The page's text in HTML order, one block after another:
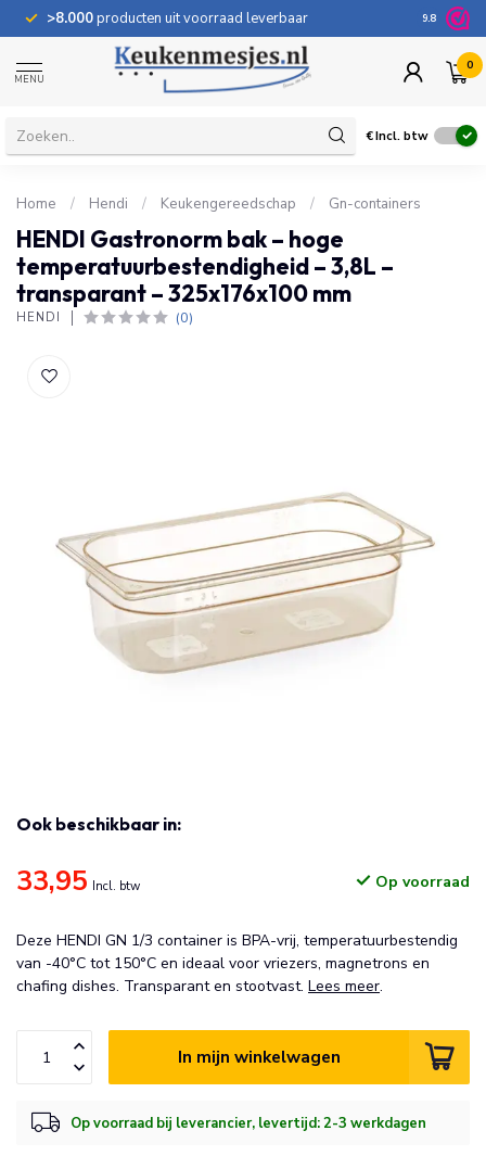
>8.000producten uit voorraad leverbaar 100
9.8
MENU
0
€Incl. btw
Home / Hendi / Keukengereedschap / Gn-containers
HENDI Gastronorm bak – hoge
temperatuurbestendigheid – 3,8L –
transparant – 325x176x100 mm
HENDI (0)
Ook beschikbaar in:
33,95 Incl. btw Op voorraad
Deze HENDI GN 1/3 container is BPA-vrij, temperatuurbestendig
van -40°C tot 150°C en ideaal voor vriezers, magnetrons en
chafing dishes. Transparant en stootvast. Lees meer.
In mijn winkelwagen
Op voorraad bij leverancier, levertijd: 2-3 werkdagen